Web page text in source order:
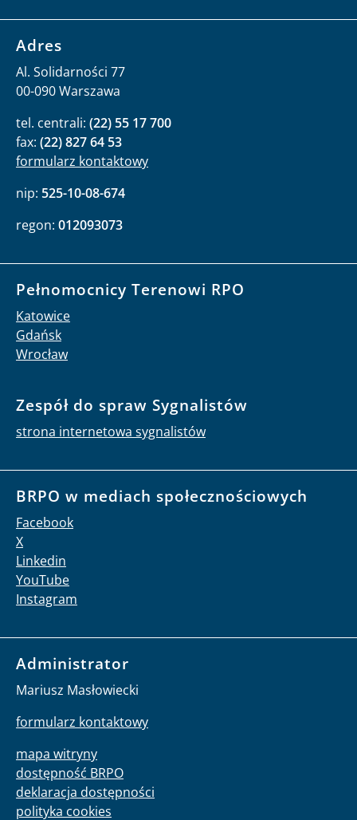
Adres
Al. Solidarności 77
00-090 Warszawa
tel. centrali: (22) 55 17 700
fax: (22) 827 64 53
formularz kontaktowy
nip: 525-10-08-674
regon: 012093073
Pełnomocnicy Terenowi RPO
Katowice
Gdańsk
Wrocław
Zespół do spraw Sygnalistów
strona internetowa sygnalistów
BRPO w mediach społecznościowych
Facebook
X
Linkedin
YouTube
Instagram
Administrator
Mariusz Masłowiecki
formularz kontaktowy
mapa witryny
dostępność BRPO
deklaracja dostępności
polityka cookies